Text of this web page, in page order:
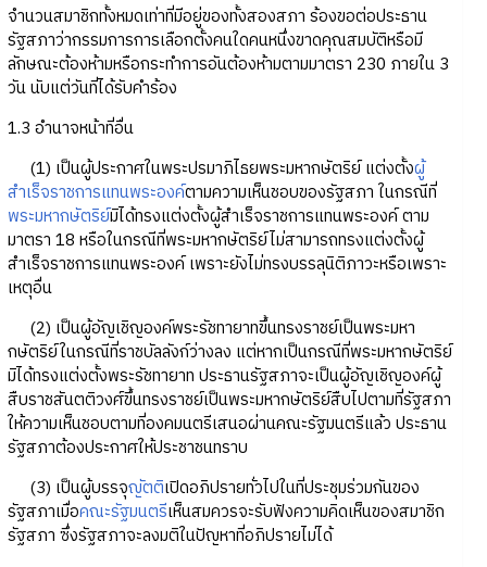
จำนวนสมาชิกทั้งหมดเท่าที่มีอยู่ของทั้งสองสภา ร้องขอต่อประธาน
รัฐสภาว่ากรรมการการเลือกตั้งคนใดคนหนึ่งขาดคุณสมบัติหรือมี
ลักษณะต้องห้ามหรือกระทำการอันต้องห้ามตามมาตรา 230 ภายใน 3
วัน นับแต่วันที่ได้รับคำร้อง
1.3 อำนาจหน้าที่อื่น
(1) เป็นผู้ประกาศในพระปรมาภิไธยพระมหากษัตริย์ แต่งตั้งผู้
สำเร็จราชการแทนพระองค์ตามความเห็นชอบของรัฐสภา ในกรณีที่
พระมหากษัตริย์มิได้ทรงแต่งตั้งผู้สำเร็จราชการแทนพระองค์ ตาม
มาตรา 18 หรือในกรณีที่พระมหากษัตริย์ไม่สามารถทรงแต่งตั้งผู้
สำเร็จราชการแทนพระองค์ เพราะยังไม่ทรงบรรลุนิติภาวะหรือเพราะ
เหตุอื่น
(2) เป็นผู้อัญเชิญองค์พระรัชทายาทขึ้นทรงราชย์เป็นพระมหา
กษัตริย์ในกรณีที่ราชบัลลังก์ว่างลง แต่หากเป็นกรณีที่พระมหากษัตริย์
มิได้ทรงแต่งตั้งพระรัชทายาท ประธานรัฐสภาจะเป็นผู้อัญเชิญองค์ผู้
สืบราชสันตติวงศ์ขึ้นทรงราชย์เป็นพระมหากษัตริย์สืบไปตามที่รัฐสภา
ให้ความเห็นชอบตามที่องคมนตรีเสนอผ่านคณะรัฐมนตรีแล้ว ประธาน
รัฐสภาต้องประกาศให้ประชาชนทราบ
(3) เป็นผู้บรรจุญัตติเปิดอภิปรายทั่วไปในที่ประชุมร่วมกันของ
รัฐสภาเมื่อคณะรัฐมนตรีเห็นสมควรจะรับฟังความคิดเห็นของสมาชิก
รัฐสภา ซึ่งรัฐสภาจะลงมติในปัญหาที่อภิปรายไม่ได้